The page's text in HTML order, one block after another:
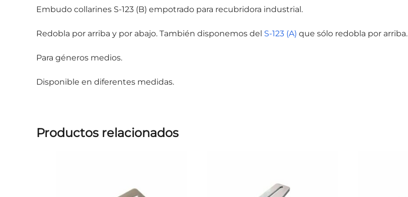
Embudo collarines S-123 (B) empotrado para recubridora industrial.
Redobla por arriba y por abajo. También disponemos del S-123 (A) que sólo redobla por arriba.
Para géneros medios.
Disponible en diferentes medidas.
Productos relacionados